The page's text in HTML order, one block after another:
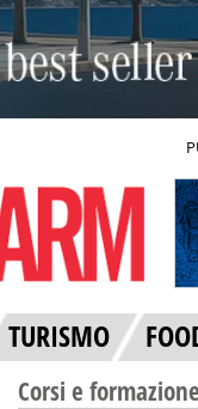
TURISMO
Corsi e formazione